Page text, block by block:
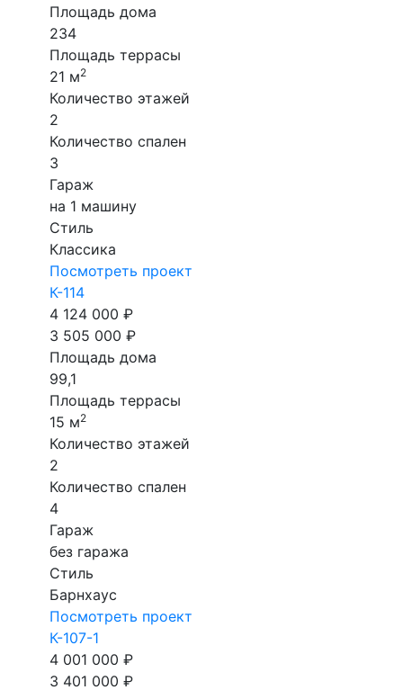
Площадь дома
234
Площадь террасы
21 м2
Количество этажей
2
Количество спален
3
Гараж
на 1 машину
Стиль
Классика
Посмотреть проект
К-114
4 124 000 ₽
3 505 000 ₽
Площадь дома
99,1
Площадь террасы
15 м2
Количество этажей
2
Количество спален
4
Гараж
без гаража
Стиль
Барнхаус
Посмотреть проект
К-107-1
4 001 000 ₽
3 401 000 ₽